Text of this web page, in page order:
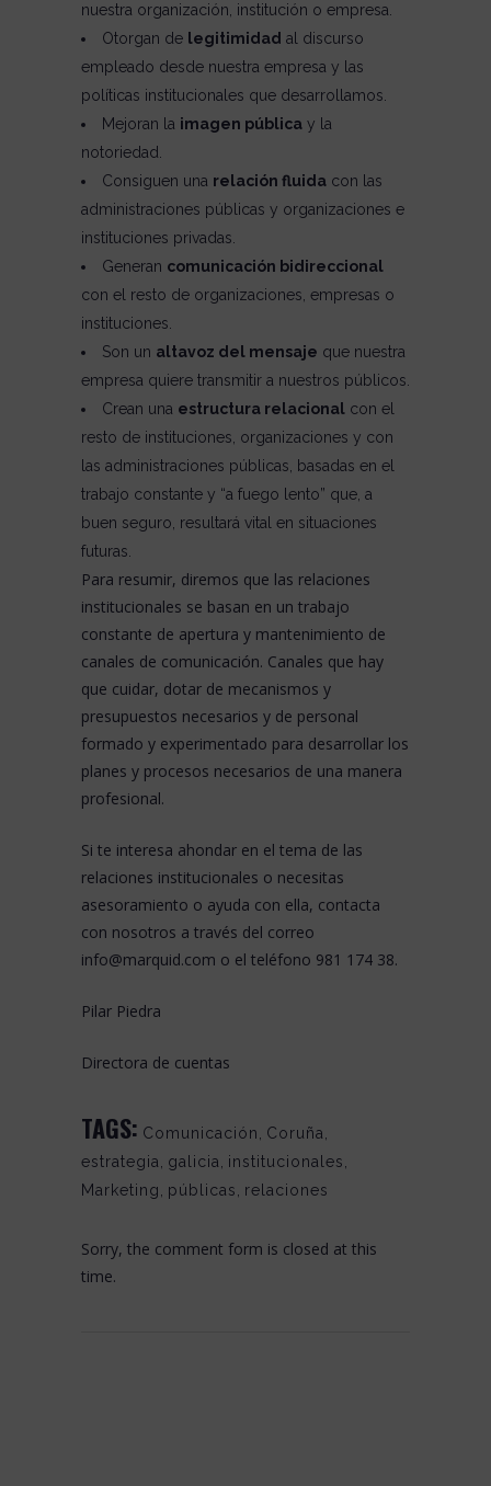
nuestra organización, institución o empresa.
Otorgan de legitimidad al discurso
empleado desde nuestra empresa y las
políticas institucionales que desarrollamos.
Mejoran la imagen pública y la
notoriedad.
Consiguen una relación fluida con las
administraciones públicas y organizaciones e
instituciones privadas.
Generan comunicación bidireccional
con el resto de organizaciones, empresas o
instituciones.
Son un altavoz del mensaje que nuestra
empresa quiere transmitir a nuestros públicos.
Crean una estructura relacional con el
resto de instituciones, organizaciones y con
las administraciones públicas, basadas en el
trabajo constante y “a fuego lento” que, a
buen seguro, resultará vital en situaciones
futuras.
Para resumir, diremos que las relaciones
institucionales se basan en un trabajo
constante de apertura y mantenimiento de
canales de comunicación. Canales que hay
que cuidar, dotar de mecanismos y
presupuestos necesarios y de personal
formado y experimentado para desarrollar los
planes y procesos necesarios de una manera
profesional.
Si te interesa ahondar en el tema de las
relaciones institucionales o necesitas
asesoramiento o ayuda con ella, contacta
con nosotros a través del correo
info@marquid.com o el teléfono 981 174 38.
Pilar Piedra
Directora de cuentas
TAGS: Comunicación Coruña
estrategia
galicia institucionales
Marketing
públicas relaciones
Sorry, the comment form is closed at this
time.